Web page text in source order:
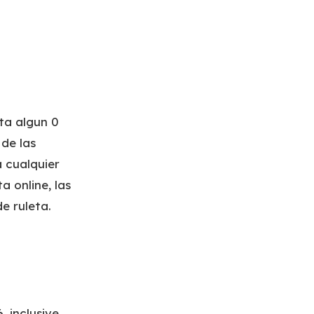
algun 0
las
cualquier
online, las
ruleta.